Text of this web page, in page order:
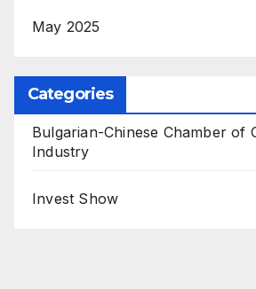
May 2025
Categories
Bulgarian-Chinese Chamber of
Industry
Invest Show